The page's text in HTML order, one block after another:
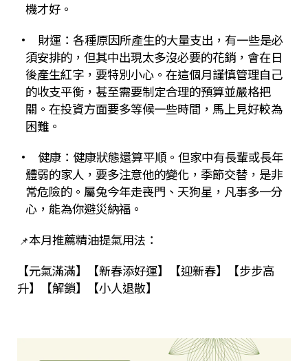
機才好。
• 財運：各種原因所產生的大量支出，有一些是必
須安排的，但其中出現太多沒必要的花銷，會在日
後產生紅字，要特別小心。在這個月謹慎管理自己
的收支平衡，甚至需要制定合理的預算並嚴格把
關。在投資方面要多等候一些時間，馬上見好較為
困難。
• 健康：健康狀態還算平順。但家中有長輩或長年
體弱的家人，要多注意他的變化，季節交替，是非
常危險的。屬兔今年走喪門、天狗星，凡事多一分
心，能為你避災納福。
📌本月推薦精油提氣用法：
【元氣滿滿】【新春添好運】【迎新春】【步步高
升】【解鎖】【小人退散】